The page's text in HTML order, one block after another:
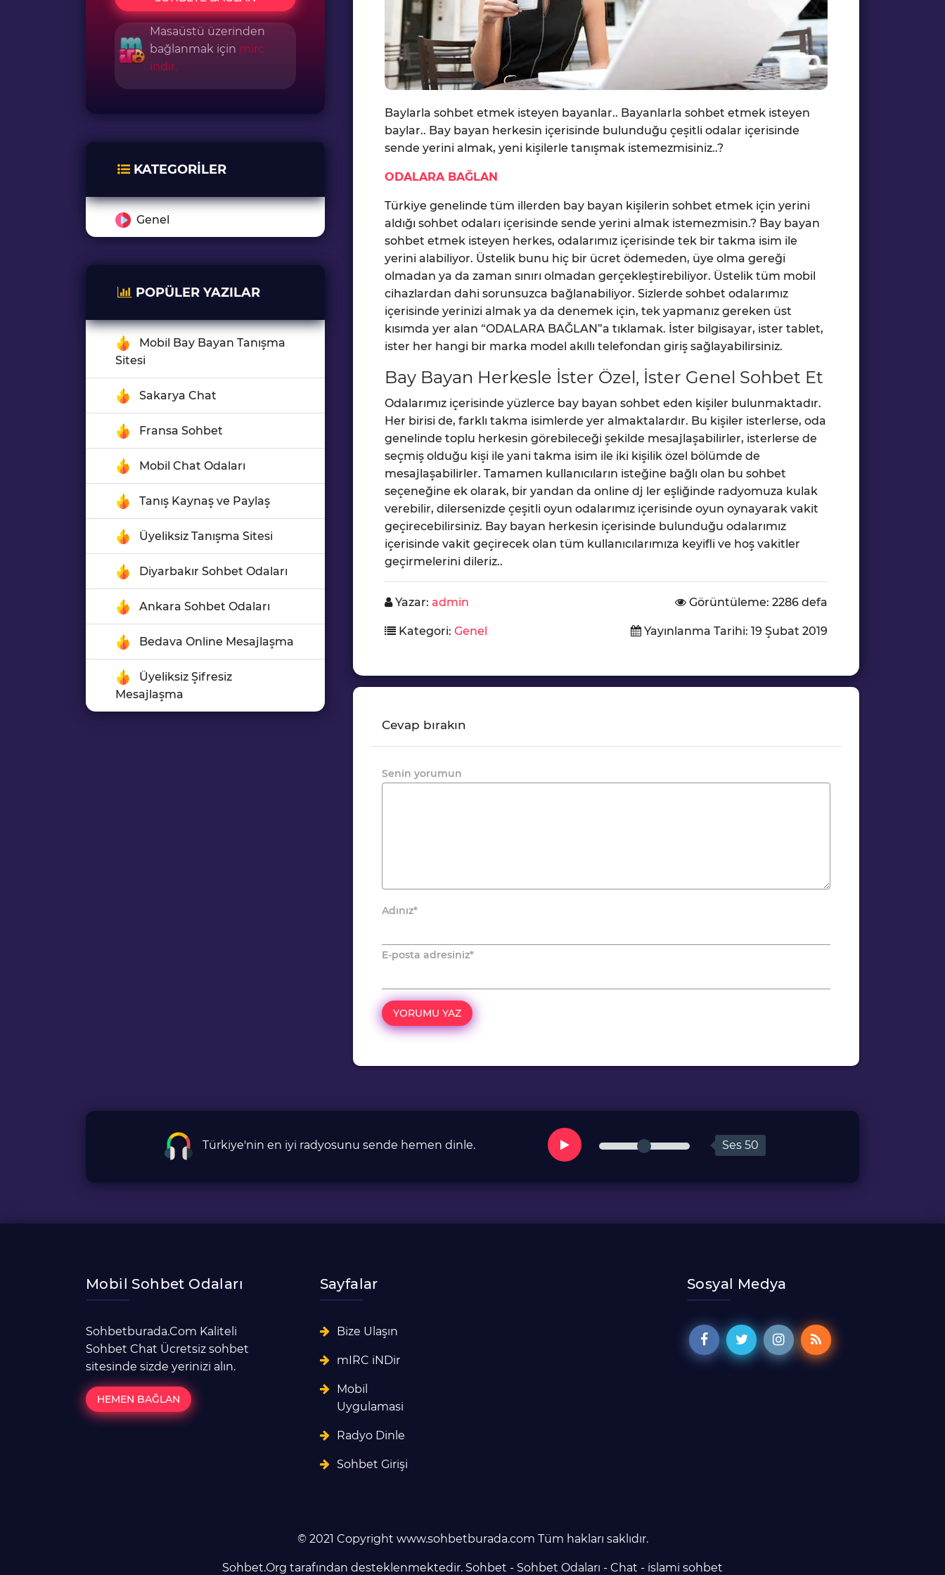
Masaüstü üzerinden
bağlanmak için mirc
indir.
KATEGORILER
Genel
POPÜLER YAZILAR
Mobil Bay Bayan Tanışma
Sitesi
Sakarya Chat
Fransa Sohbet
Mobil Chat Odaları
Tanış Kaynaş ve Paylaş
Üyeliksiz Tanışma Sitesi
Diyarbakır Sohbet Odaları
Ankara Sohbet Odaları
Bedava Online Mesajlaşma
Üyeliksiz Şifresiz
Mesajlaşma
Baylarla sohbet etmek isteyen bayanlar.. Bayanlarla sohbet etmek isteyen
baylar.. Bay bayan herkesin içerisinde bulunduğu çeşitli odalar içerisinde
sende yerini almak, yeni kişilerle tanışmak istemezmisiniz..?
ODALARA BAĞLAN
Türkiye genelinde tüm illerden bay bayan kişilerin sohbet etmek için yerini
aldığı sohbet odaları içerisinde sende yerini almak istemezmisin.? Bay bayan
sohbet etmek isteyen herkes, odalarımız içerisinde tek bir takma isim ile
yerini alabiliyor. Üstelik bunu hiç bir ücret ödemeden, üye olma gereği
olmadan ya da zaman sınırı olmadan gerçekleştirebiliyor. Üstelik tüm mobil
cihazlardan dahi sorunsuzca bağlanabiliyor. Sizlerde sohbet odalarımız
içerisinde yerinizi almak ya da denemek için, tek yapmanız gereken üst
kısımda yer alan “ODALARA BAĞLAN”a tıklamak. İster bilgisayar, ister tablet,
ister her hangi bir marka model akıllı telefondan giriş sağlayabilirsiniz.
Bay Bayan Herkesle İster Özel, İster Genel Sohbet Et
Odalarımız içerisinde yüzlerce bay bayan sohbet eden kişiler bulunmaktadır.
Her birisi de, farklı takma isimlerde yer almaktalardır. Bu kişiler isterlerse, oda
genelinde toplu herkesin görebileceği şekilde mesajlaşabilirler, isterlerse de
seçmiş olduğu kişi ile yani takma isim ile iki kişilik özel bölümde de
mesajlaşabilirler. Tamamen kullanıcıların isteğine bağlı olan bu sohbet
seçeneğine ek olarak, bir yandan da online dj ler eşliğinde radyomuza kulak
verebilir, dilersenizde çeşitli oyun odalarımız içerisinde oyun oynayarak vakit
geçirecebilirsiniz. Bay bayan herkesin içerisinde bulunduğu odalarımız
içerisinde vakit geçirecek olan tüm kullanıcılarımıza keyifli ve hoş vakitler
geçirmelerini dileriz..
Yazar: admin Görüntüleme: 2286 defa
Kategori: Genel Yayınlanma Tarihi: 19 Şubat 2019
Cevap bırakın
Senin yorumun
Adınız*
E-posta adresiniz*
Türkiye'nin en iyi radyosunu sende hemen dinle. Ses 50
Mobil Sohbet Odaları
Sohbetburada.Com Kaliteli
Sohbet Chat Ücretsiz sohbet
sitesinde sizde yerinizi alın.
HEMEN BAĞLAN
Sayfalar
Bize Ulaşın
mIRC iNDir
Mobil
Uygulamasi
Radyo Dinle
Sohbet Girişi
Sosyal Medya
© 2021 Copyright www.sohbetburada.com Tüm hakları saklıdır.
Sohbet.Org tarafından desteklenmektedir. Sohbet - Sohbet Odaları - Chat - islami sohbet